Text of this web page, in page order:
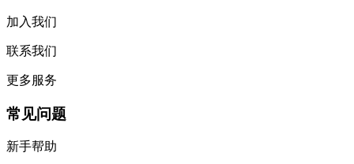
加入我们
联系我们
更多服务
常见问题
新手帮助